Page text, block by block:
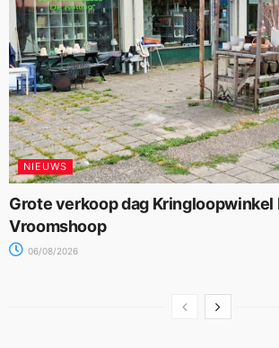
NIEUWS
Grote verkoop dag Kringloopwinkel
Vroomshoop
06/08/2026